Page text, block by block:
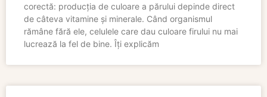
corectă: producția de culoare a părului depinde direct
de câteva vitamine și minerale. Când organismul
rămâne fără ele, celulele care dau culoare firului nu mai
lucrează la fel de bine. Îți explicăm